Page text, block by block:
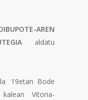
AREN
aldatu
19etan Bode
kalean Vitoria-